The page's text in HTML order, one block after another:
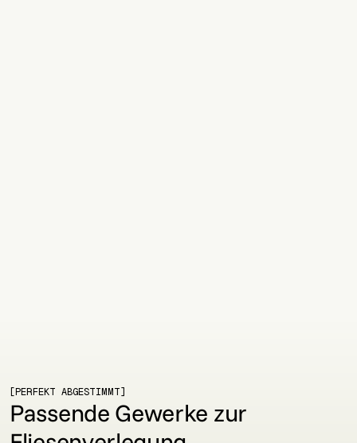
[PERFEKT ABGESTIMMT]
Passende Gewerke zur